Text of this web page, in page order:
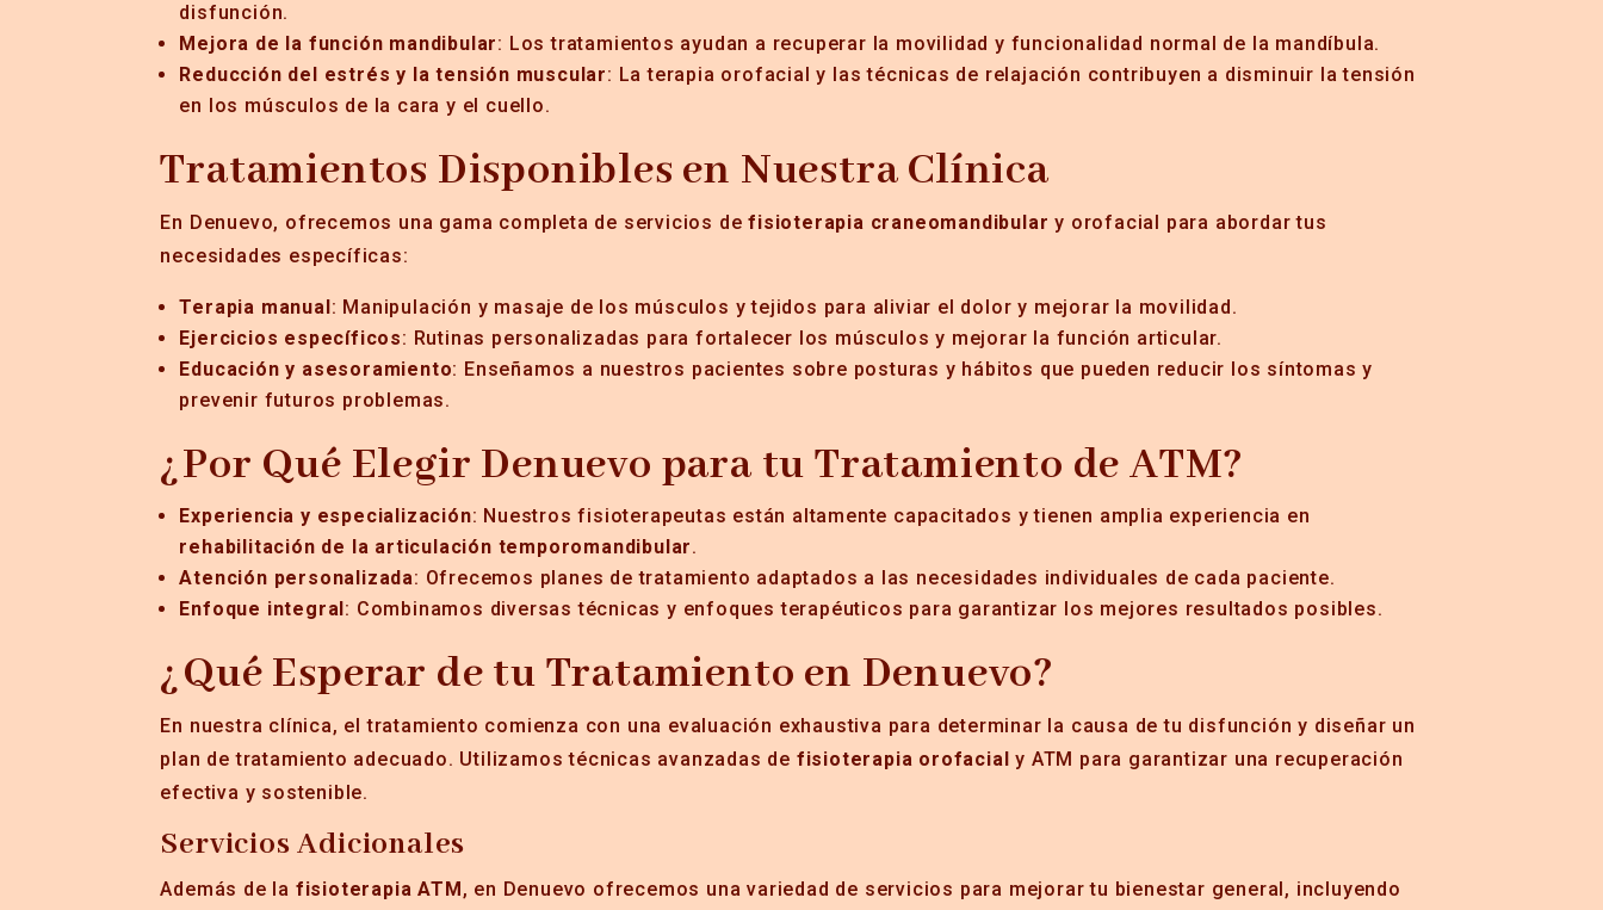
disfunción.
Mejora de la función mandibular: Los tratamientos ayudan a recuperar la movilidad y funcionalidad normal de la mandíbula.
Reducción del estrés y la tensión muscular: La terapia orofacial y las técnicas de relajación contribuyen a disminuir la tensión
en los músculos de la cara y el cuello.
Tratamientos Disponibles en Nuestra Clínica
En Denuevo, ofrecemos una gama completa de servicios defisioterapia craneomandibular y orofacial para abordar tus
necesidades específicas:
Terapia manual: Manipulación y masaje de los músculos y tejidos para aliviar el dolor y mejorar la movilidad.
Ejercicios específicos: Rutinas personalizadas para fortalecer los músculos y mejorar la función articular.
Educación y asesoramiento: Enseñamos a nuestros pacientes sobre posturas y hábitos que pueden reducir los síntomas y
prevenir futuros problemas.
¿Por Qué Elegir Denuevo para tu Tratamiento de ATM?
Experiencia y especialización: Nuestros fisioterapeutas están altamente capacitados y tienen amplia experiencia en
rehabilitación de la articulación temporomandibular.
Atención personalizada: Ofrecemos planes de tratamiento adaptados a las necesidades individuales de cada paciente.
Enfoque integral: Combinamos diversas técnicas y enfoques terapéuticos para garantizar los mejores resultados posibles.
¿Qué Esperar de tu Tratamiento en Denuevo?
En nuestra clínica, el tratamiento comienza con una evaluación exhaustiva para determinar la causa de tu disfunción y diseñar un
plan de tratamiento adecuado. Utilizamos técnicas avanzadas de fisioterapia orofacial y ATM para garantizar una recuperación
efectiva y sostenible.
Servicios Adicionales
Además de la fisioterapia ATM, en Denuevo ofrecemos una variedad de servicios para mejorar tu bienestar general, incluyendo